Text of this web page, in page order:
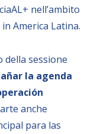
nell’ambito
America Latina.
della sessione
la agenda
anche
para las